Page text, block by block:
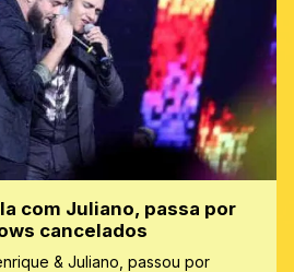
com Juliano, passa por
cancelados
& Juliano, passou por